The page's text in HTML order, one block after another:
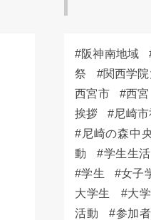
阪神南地域
祭
関西学
西宮市
西宮
挨拶
尼崎
尼崎の森中
動
学生生活
学生
女子
大学生
大学
活動
参加